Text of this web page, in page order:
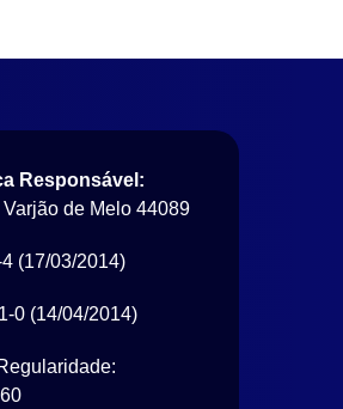
Responsável:
de Melo 44089
(17/03/2014)
0 (14/04/2014)